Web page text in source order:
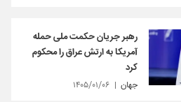
رهبر جریان حکمت ملی حمله
آمریکا به ارتش عراق را محکوم
کرد
جهان ۱۴۰۵/۰۱/۰۶